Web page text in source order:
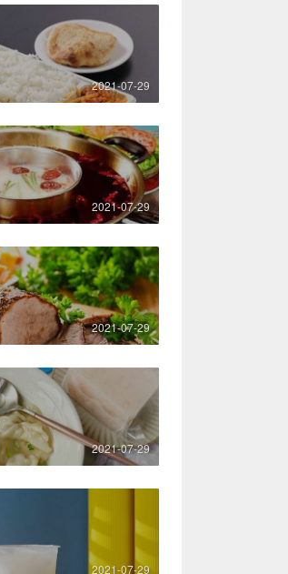
2021-07-29
2021-07-29
2021-07-29
2021-07-29
2021-07-29